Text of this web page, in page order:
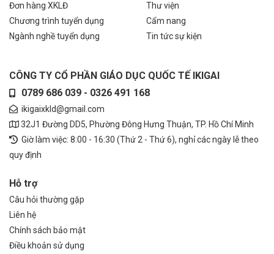
Đơn hàng XKLĐ
Chương trình tuyển dụng
Ngành nghề tuyển dụng
Thư viện
Cẩm nang
Tin tức sự kiện
CÔNG TY CỔ PHẦN GIÁO DỤC QUỐC TẾ IKIGAI
0789 686 039 - 0326 491 168
ikigaixkld@gmail.com
32J1 Đường DD5, Phường Đông Hưng Thuận, TP. Hồ Chí Minh
Giờ làm việc: 8:00 - 16:30 (Thứ 2 - Thứ 6), nghỉ các ngày lễ theo
quy định
Hỗ trợ
Câu hỏi thường gặp
Liên hệ
Chính sách bảo mật
Điều khoản sử dụng